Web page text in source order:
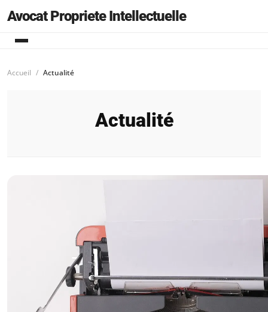
Avocat Propriete Intellectuelle
Accueil Actualité
Actualité